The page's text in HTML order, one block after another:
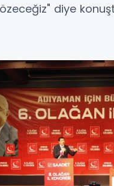
diye